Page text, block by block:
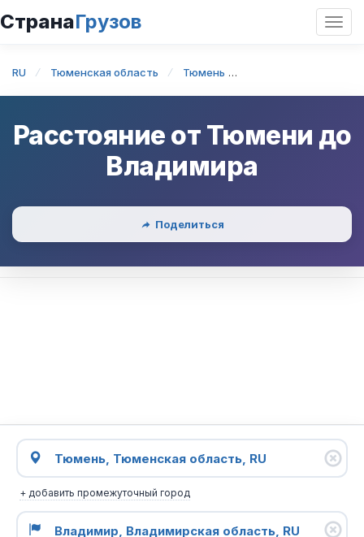
СтранаГрузов
RU Тюменская область Тюмень
Расстояние от Тюмени до
Владимира
Поделиться
+ добавить промежуточный город